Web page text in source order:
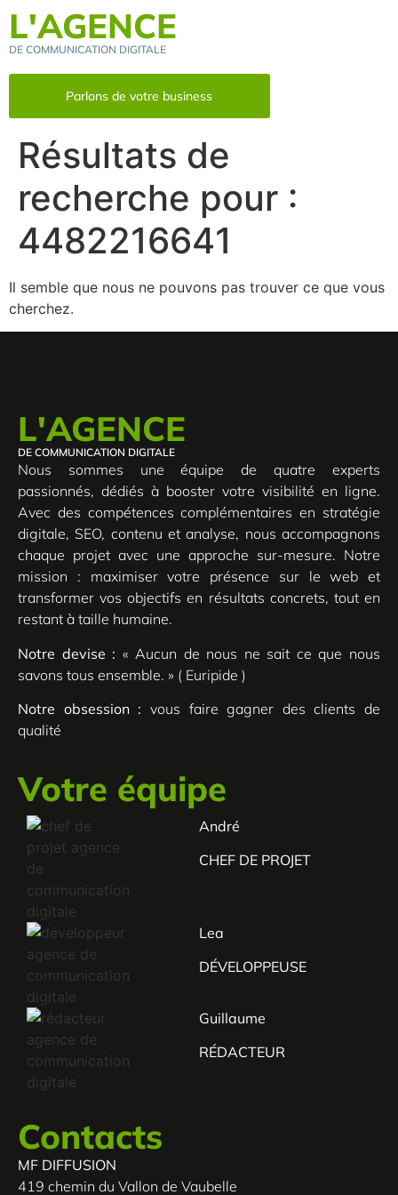
L'AGENCE
DE COMMUNICATION DIGITALE
Parlons de votre business
Résultats de
recherche pour :
4482216641
Il semble que nous ne pouvons pas trouver ce que vous
cherchez.
L'AGENCE
DE COMMUNICATION DIGITALE
Nous sommes une équipe de quatre experts
passionnés, dédiés à booster votre visibilité en ligne.
Avec des compétences complémentaires en stratégie
digitale, SEO, contenu et analyse, nous accompagnons
chaque projet avec une approche sur-mesure. Notre
mission : maximiser votre présence sur le web et
transformer vos objectifs en résultats concrets, tout en
restant à taille humaine.
Notre devise : « Aucun de nous ne sait ce que nous
savons tous ensemble. » ( Euripide )
Notre obsession : vous faire gagner des clients de
qualité
Votre équipe
André
CHEF DE PROJET
Lea
DÉVELOPPEUSE
Guillaume
RÉDACTEUR
Contacts
MF DIFFUSION
419 chemin du Vallon de Vaubelle